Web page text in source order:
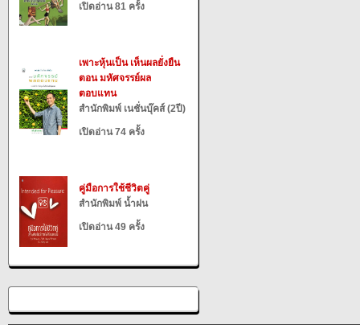
เปิดอ่าน 81 ครั้ง
เพาะหุ้นเป็น เห็นผลยั่งยืน
ตอน มหัศจรรย์ผล
ตอบแทน
สำนักพิมพ์ เนชั่นบุ๊คส์ (2ปี)
เปิดอ่าน 74 ครั้ง
คู่มือการใช้ชีวิตคู่
สำนักพิมพ์ น้ำฝน
เปิดอ่าน 49 ครั้ง